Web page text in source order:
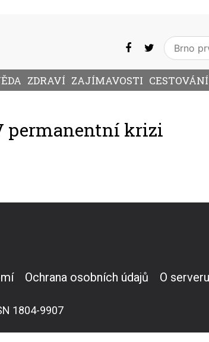
ZDRAVÍ ZAJÍMAVOSTI CESTOVÁNÍ
permanentní krizi
Ochrana osobních údajů O
1804-9907